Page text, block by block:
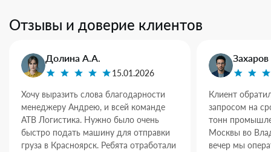
Отзывы и доверие клиентов
Долина А.А.
15.01.2026
Хочу выразить слова благодарности
менеджеру Андрею, и всей команде
АТВ Логистика. Нужно было очень
быстро подать машину для отправки
груза в Красноярск. Ребята отработали
Клиент
запросом на
тонн
Москвы во
вечер мы